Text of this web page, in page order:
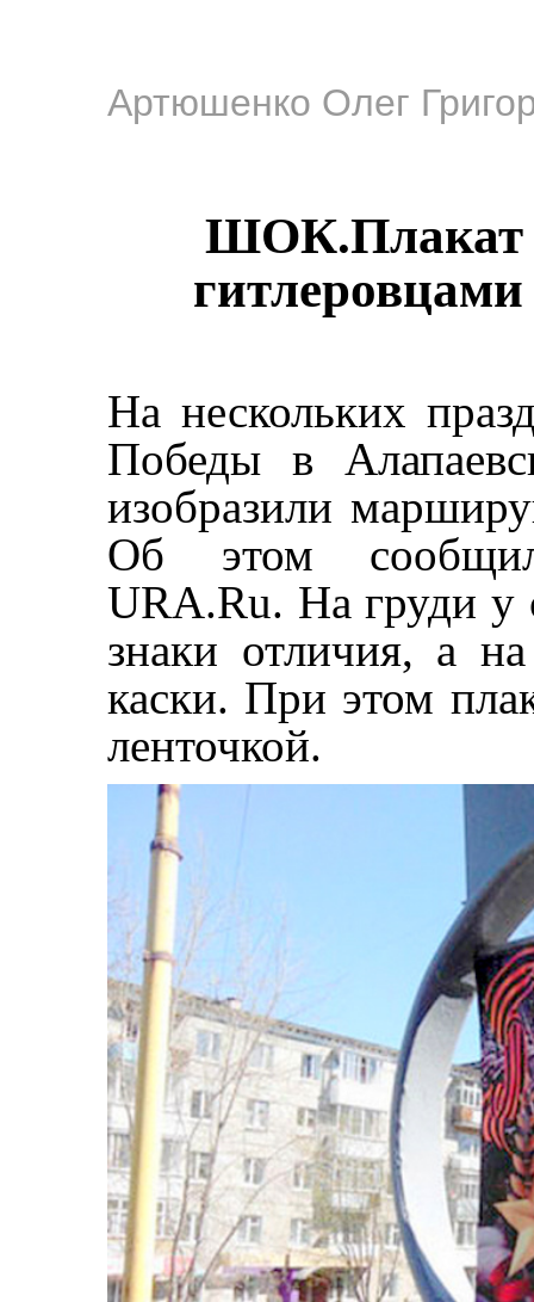
Артюшенко Олег
ШОК.Плакат
На нескольких
Победы в
изобразили
Об этом
URA.Ru. На груди у
знаки отличия, а
каски. При этом
ленточкой.